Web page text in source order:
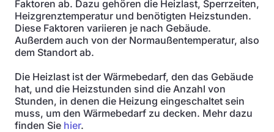
Faktoren ab. Dazu gehören die Heizlast, Sperrzeiten,
Heizgrenztemperatur und benötigten Heizstunden.
Diese Faktoren variieren je nach Gebäude.
Außerdem auch von der Normaußentemperatur, also
dem Standort ab.
Die Heizlast ist der Wärmebedarf, den das Gebäude
hat, und die Heizstunden sind die Anzahl von
Stunden, in denen die Heizung eingeschaltet sein
muss, um den Wärmebedarf zu decken. Mehr dazu
finden Sie hier.